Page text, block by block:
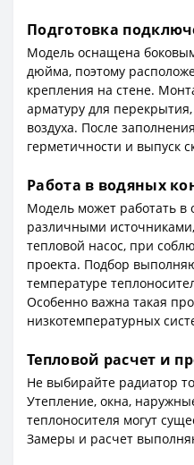
Подготовка
Модель оснащена
дюйма, поэтому
крепления на стене.
арматуру для
воздуха. После
герметичности и выпуск
Работа в водяных
Модель может работать в
различными
тепловой насос, при
проекта. Подбор
температуре
Особенно важна такая
низкотемпературных
Тепловой расчет и
Не выбирайте радиатор
Утепление, окна,
теплоносителя могут
Замеры и расчет